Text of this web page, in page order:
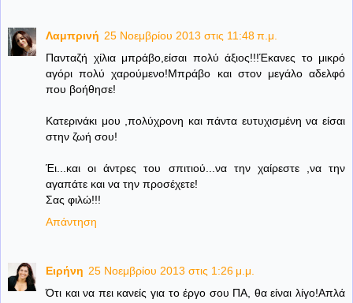
Λαμπρινή 25 Νοεμβρίου 2013 στις 11:48 π.μ.
Πανταζή χίλια μπράβο,είσαι πολύ άξιος!!!Έκανες το μικρό
αγόρι πολύ χαρούμενο!Μπράβο και στον μεγάλο αδελφό
που βοήθησε!
Κατερινάκι μου ,πολύχρονη και πάντα ευτυχισμένη να είσαι
στην ζωή σου!
Έι...και οι άντρες του σπιτιού...να την χαίρεστε ,να την
αγαπάτε και να την προσέχετε!
Σας φιλώ!!!
Απάντηση
Ειρήνη 25 Νοεμβρίου 2013 στις 1:26 μ.μ.
Ότι και να πει κανείς για το έργο σου ΠΑ, θα είναι λίγο!Απλά